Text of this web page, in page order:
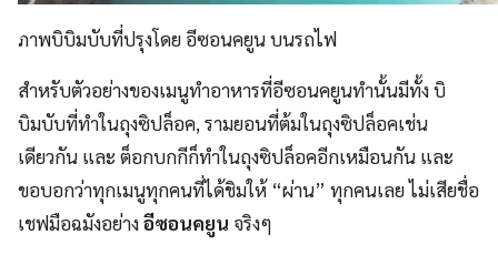
ภาพบิบิมบับที่ปรุงโดย อีซอนคยูน บนรถไฟ
สำหรับตัวอย่างของเมนูทำอาหารที่อีซอนคยูนทำนั้นมีทั้ง บิ
บิมบับที่ทำในถุงซิปล็อค, รามยอนที่ต้มในถุงซิปล็อคเช่น
เดียวกัน และ ต็อกบกกีก็ทำในถุงซิปล็อคอีกเหมือนกัน และ
ขอบอกว่าทุกเมนูทุกคนที่ได้ชิมให้ “ผ่าน” ทุกคนเลย ไม่เสียชื่อ
เชฟมือฉมังอย่างอีซอนคยูน จริงๆ